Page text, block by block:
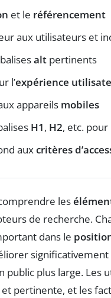
et le référencement
aux utilisateurs et
alt pertinents
l’expérience
appareils mobiles
H1, H2, etc.
auxcritères
les
de recherche.
dans le
significativement
plus large. Les
pertinente, et les